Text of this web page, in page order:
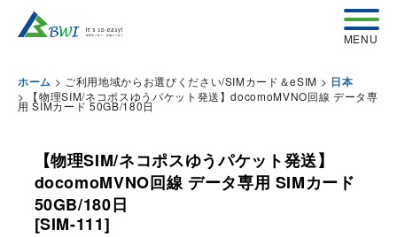
ホーム > ご利用地域からお選びください/SIMカード＆eSIM > 日本
>
【物理SIM/ネコポスゆうパケット発送】docomoMVNO回線 データ専
用 SIMカード 50GB/180日
【物理SIM/ネコポスゆうパケット発送】
docomoMVNO回線 データ専用 SIMカード
50GB/180日
[SIM-111]